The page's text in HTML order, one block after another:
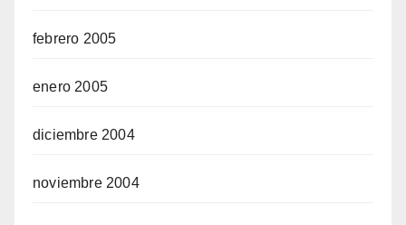
febrero 2005
enero 2005
diciembre 2004
noviembre 2004